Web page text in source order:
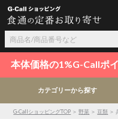
本体価格の1%G-Callポ
カテゴリーから探す
G-CallショッピングTOP ＞野菜 ＞ 豆類 ＞